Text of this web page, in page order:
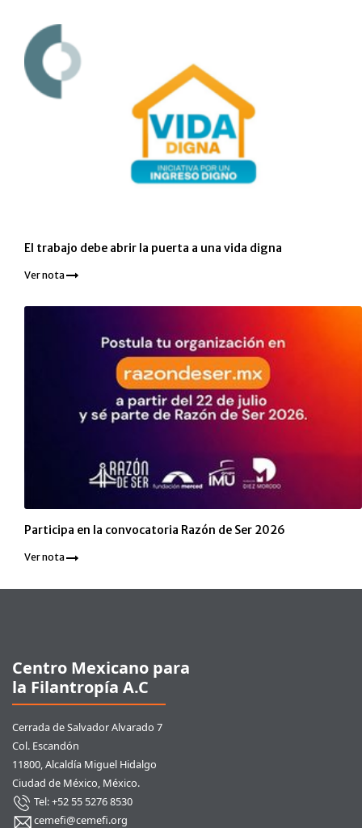
El trabajo debe abrir la puerta a una vida digna
Ver nota
Participa en la convocatoria Razón de Ser 2026
Ver nota
Centro Mexicano para
la Filantropía A.C
Cerrada de Salvador Alvarado 7
Col. Escandón
11800, Alcaldía Miguel Hidalgo
Ciudad de México, México.
Tel: +52 55 5276 8530
cemefi@cemefi.org